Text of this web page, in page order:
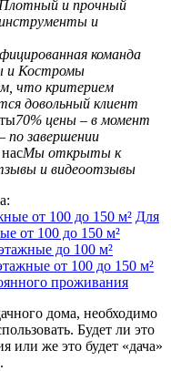
Плотный и прочный
инструменты и
команда
и Костромы
что критерием
довольный клиент
70% цены – в момент
по завершении
Мы открыты к
и видеоотзывы
от 100 до 150 м² Для
от 100 до 150 м²
до 100 м²
от 100 до 150 м²
проживания
дома, необходимо
Будет ли это
или же это будет «дача»